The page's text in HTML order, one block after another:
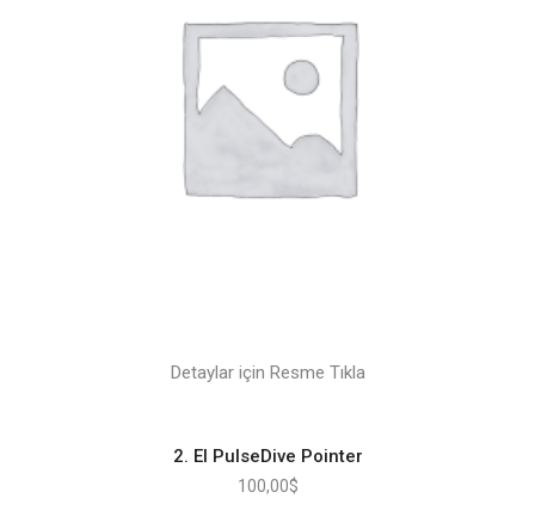
Detaylar için Resme Tıkla
2. El PulseDive Pointer
100,00$